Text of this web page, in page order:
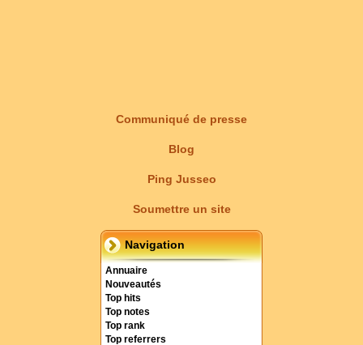
Communiqué de presse
Blog
Ping Jusseo
Soumettre un site
Navigation
Annuaire
Nouveautés
Top hits
Top notes
Top rank
Top referrers